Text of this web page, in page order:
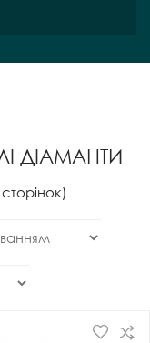
ДІАМАНТИ